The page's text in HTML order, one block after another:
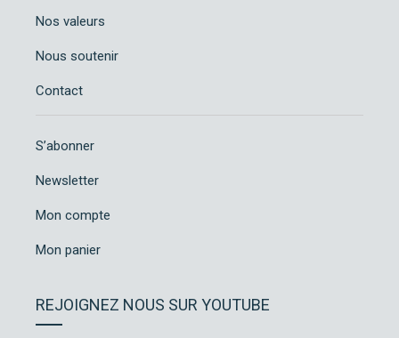
Nos valeurs
Nous soutenir
Contact
S’abonner
Newsletter
Mon compte
Mon panier
REJOIGNEZ NOUS SUR YOUTUBE